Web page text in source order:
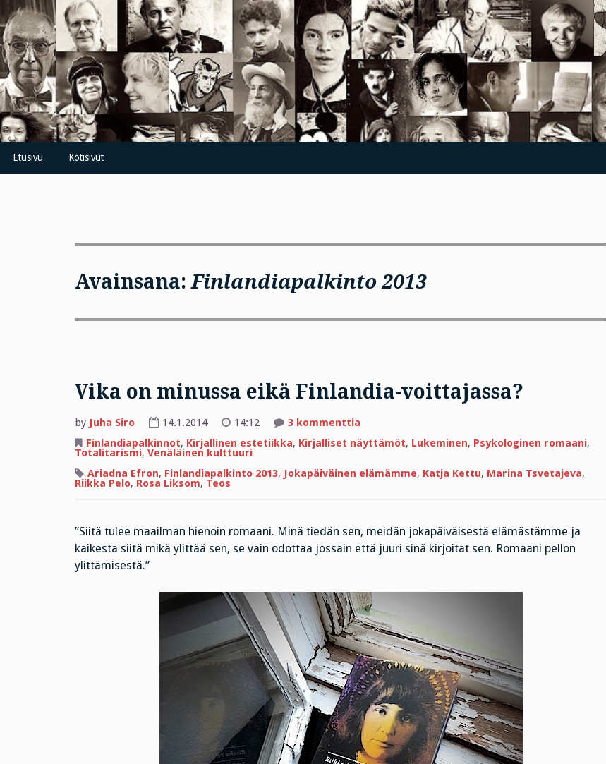
Skip
to
content
Etusivu Kotisivut
Avainsana:Finlandiapalkinto 2013
Vika on minussa eikä Finlandia-voittajassa?
by Juha Siro 14.1.2014 14:12 3 kommenttiaartikkeliin
on
minussa
Finlandia-
voittajassa?
Finlandiapalkinnot, Kirjallinen estetiikka, Kirjalliset näyttämöt, Lukeminen, Psykologinen romaani,
Totalitarismi, Venäläinen kulttuuri
Ariadna Efron, Finlandiapalkinto 2013, Jokapäiväinen elämämme, Katja Kettu, Marina Tsvetajeva,
Riikka Pelo, Rosa Liksom, Teos
”Siitä tulee maailman hienoin romaani. Minä tiedän sen, meidän jokapäiväisestä elämästämme ja
kaikesta siitä mikä ylittää sen, se vain odottaa jossain että juuri sinä kirjoitat sen. Romaani pellon
ylittämisestä.”